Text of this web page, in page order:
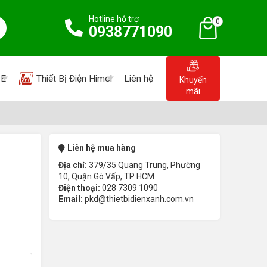
Hotline hỗ trợ
0938771090
0
Thiết Bị Điện Himel Liên hệ
Khuyến
mãi
Liên hệ mua hàng
Địa chỉ: 379/35 Quang Trung, Phường
10, Quận Gò Vấp, TP HCM
Điện thoại: 028 7309 1090
Email: pkd@thietbidienxanh.com.vn